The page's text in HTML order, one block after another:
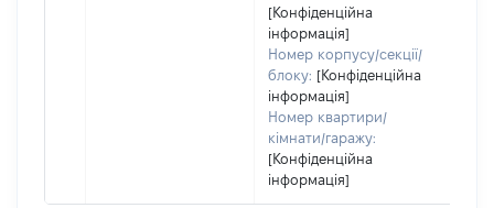
[Конфіденційна
інформація]
Номер корпусу/секції/
блоку: [Конфіденційна
інформація]
Номер квартири/
кімнати/гаражу:
[Конфіденційна
інформація]